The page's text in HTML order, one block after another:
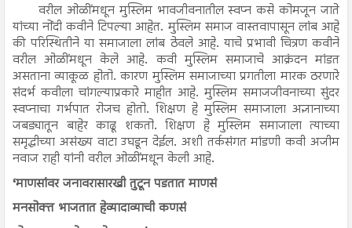
वरील ओळींमधून मुस्लिम भावजीवनातील स्वप्न कसे कोमजून जाते
यांच्या नोंदी कवीने टिपल्या आहेत. मुस्लिम समाज वास्तवापासून लांब आहे
की परिस्थितीने या समाजाला लांब ठेवले आहे. याचे प्रभावी चित्रण कवीने
वरील ओळींमधून केले आहे. कवी मुस्लिम समाजाचे आक्रंदन मांडत
असताना व्याकूळ होतो. कारण मुस्लिम समाजाच्या प्रगतीला मारक ठरणारे
संदर्भ कवीला चांगल्याप्रकारे माहीत आहे. मुस्लिम समाजजीवनाच्या सुंदर
स्वप्नाचा गर्भपात रोजच होतो. शिक्षण हे मुस्लिम समाजाला अज्ञानाच्या
जबड्यातून बाहेर काढू शकतो. शिक्षण हे मुस्लिम समाजाला त्याच्या
समृद्धीच्या असंख्य वाटा उघडून देईल. अशी तर्कसंगत मांडणी कवी अजीम
नवाज राही यांनी वरील ओळींमधून केली आहे.
‘माणसांवर जनावरासारखी तुटून पडतात माणसं
मनसोक्त भाजतात हेव्यादाव्याची कणसं